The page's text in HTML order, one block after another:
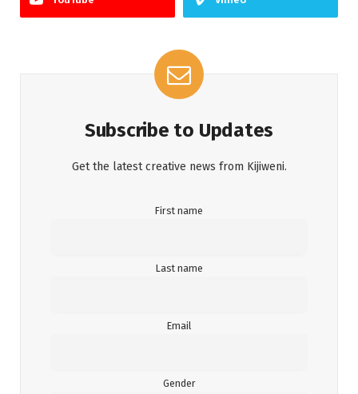
Subscribe to Updates
Get the latest creative news from Kijiweni.
First name
Last name
Email
Gender